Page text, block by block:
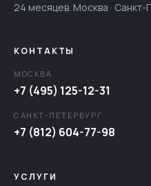
24 месяцев. Москва · Санкт-
КОНТАКТЫ
МОСКВА
+7 (495) 125-12-31
САНКТ-ПЕТЕРБУРГ
+7 (812) 604-77-98
УСЛУГИ